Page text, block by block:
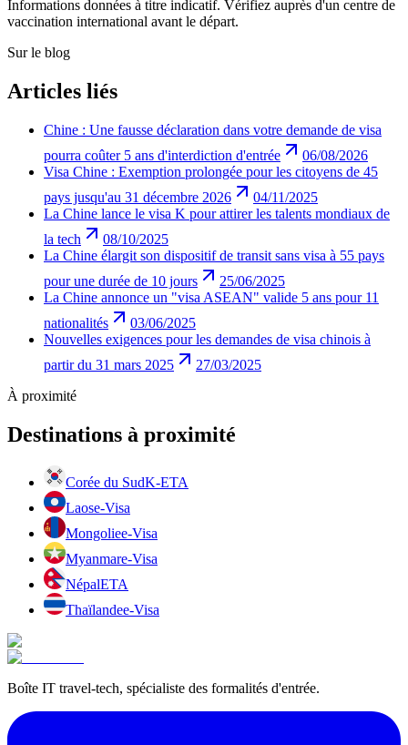
Informations données à titre indicatif. Vérifiez auprès d'un centre de
vaccination international avant le départ.
Sur le blog
Articles liés
Chine : Une fausse déclaration dans votre demande de visa
pourra coûter 5 ans d'interdiction d'entrée
06/08/2026
Visa Chine : Exemption prolongée pour les citoyens de 45
pays jusqu'au 31 décembre 2026
04/11/2025
La Chine lance le visa K pour attirer les talents mondiaux de
la tech
08/10/2025
La Chine élargit son dispositif de transit sans visa à 55 pays
pour une durée de 10 jours
25/06/2025
La Chine annonce un "visa ASEAN" valide 5 ans pour 11
nationalités
03/06/2025
Nouvelles exigences pour les demandes de visa chinois à
partir du 31 mars 2025
27/03/2025
À proximité
Destinations à proximité
Corée du SudK-ETA
Laose-Visa
Mongoliee-Visa
Myanmare-Visa
NépalETA
Thaïlandee-Visa
Boîte IT travel-tech, spécialiste des formalités d'entrée.